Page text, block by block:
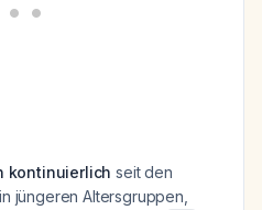
kontinuierlich seit den
jüngeren Altersgruppen,